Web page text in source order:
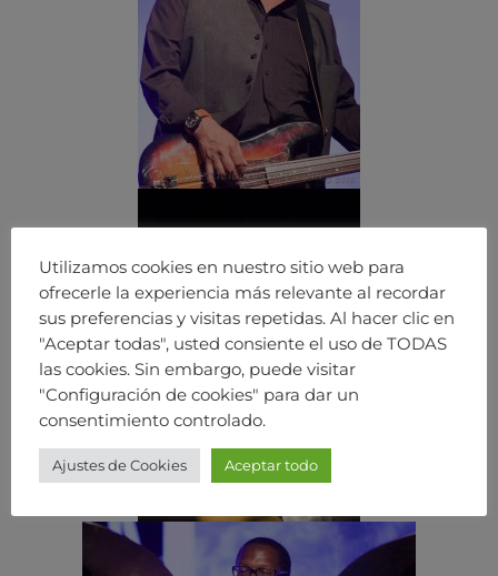
Utilizamos cookies en nuestro sitio web para
ofrecerle la experiencia más relevante al recordar
sus preferencias y visitas repetidas. Al hacer clic en
"Aceptar todas", usted consiente el uso de TODAS
las cookies. Sin embargo, puede visitar
"Configuración de cookies" para dar un
consentimiento controlado.
Ajustes de Cookies Aceptar todo